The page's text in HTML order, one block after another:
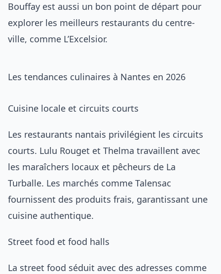
Bouffay est aussi un bon point de départ pour
explorer les meilleurs restaurants du centre-
ville, comme L’Excelsior.
Les tendances culinaires à Nantes en 2026
Cuisine locale et circuits courts
Les restaurants nantais privilégient les circuits
courts. Lulu Rouget et Thelma travaillent avec
les maraîchers locaux et pêcheurs de La
Turballe. Les marchés comme Talensac
fournissent des produits frais, garantissant une
cuisine authentique.
Street food et food halls
La street food séduit avec des adresses comme